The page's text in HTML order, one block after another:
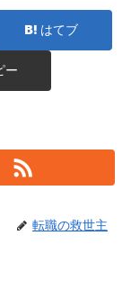
はてブ
ー
転職の救世主